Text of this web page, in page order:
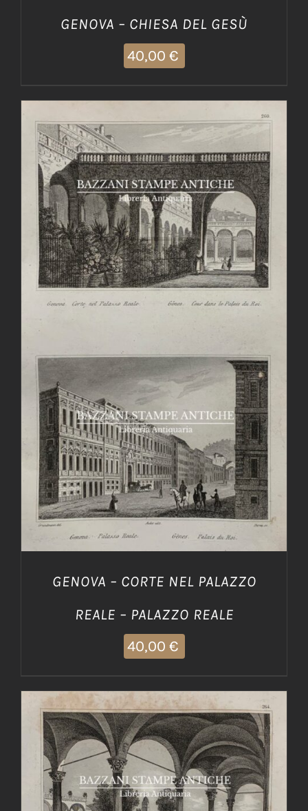
GENOVA – CHIESA DEL GESÙ
40,00 €
GENOVA – CORTE NEL PALAZZO
REALE – PALAZZO REALE
40,00 €